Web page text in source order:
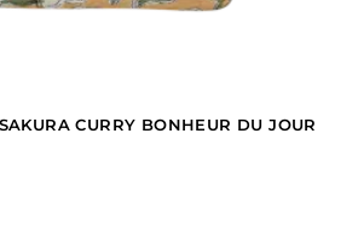
CURRY BONHEUR DU JOUR